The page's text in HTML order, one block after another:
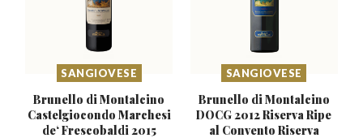
SANGIOVESE
Brunello di Montalcino
Castelgiocondo Marchesi
de‘ Frescobaldi 2015
SANGIOVESE
Brunello di Montalcino
DOCG 2012Riserva Ripe
al Convento Riserva